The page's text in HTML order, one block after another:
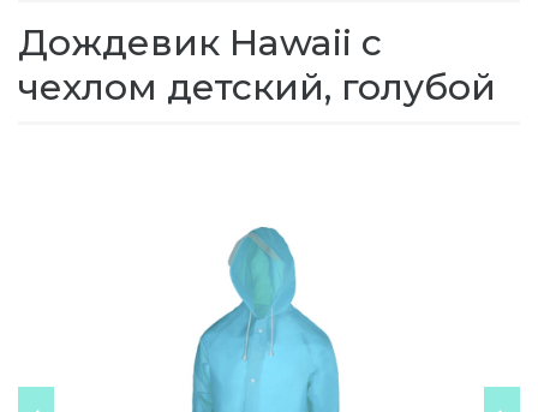
Дождевик Hawaii c
чехлом детский, голубой